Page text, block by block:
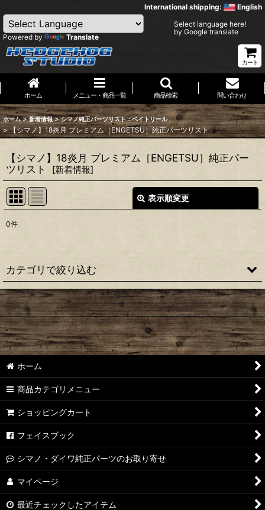
International shipping: English
Powered by Translate
Select language here!
by Google translate
カート
ホーム メニュー・商品一覧 商品検索 問い合わせ
ホーム > 新着情報 > シマノ純正パーツリスト：ベイトリール
> 【シマノ】18炎月 プレミアム［ENGETSU］純正パーツリスト
【シマノ】18炎月 プレミアム［ENGETSU］純正パー
ツリスト
[新着情報]
表示順変更
表示数
並び順
絞り込む
0件
カテゴリで絞り込む
【シマノ】22アルデバラン BFS［ALDEBARAN］純正パーツリ
スト
【シマノ】18アルデバラン MGL［ALDEBARAN］純正パーツ
リスト
【シマノ】16アルデバラン BFS/BFS XG［ALDEBARAN］純正
パーツリスト
【シマノ】22メタニウム シャローエディション
【シマノ】20メタニウム［Metanium］純正パーツリスト
【シマノ】16メタニウム MGL［Metanium］純正パーツリスト
【シマノ】13メタニウム［Metanium］純正パーツリスト
ホーム
商品カテゴリメニュー
ショッピングカート
フェイスブック
シマノ・ダイワ純正パーツのお取り寄せ
マイページ
最近チェックしたアイテム